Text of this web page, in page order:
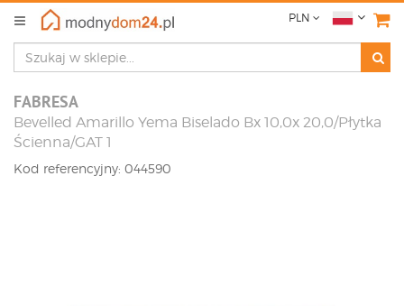
PLN
FABRESA
Bevelled Amarillo Yema Biselado Bx 10,0x 20,0/Płytka
Ścienna/GAT 1
Kod referencyjny: 044590